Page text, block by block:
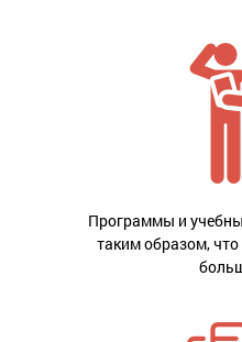
Программы и
таким образом, что